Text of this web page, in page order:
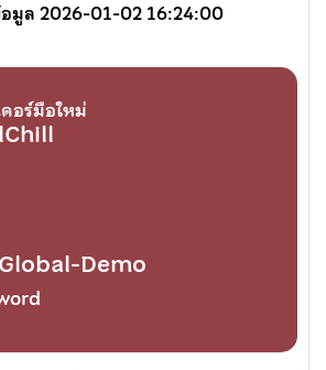
มูล 2026-01-02 16:24:00
ดอร์มือใหม่
Demo